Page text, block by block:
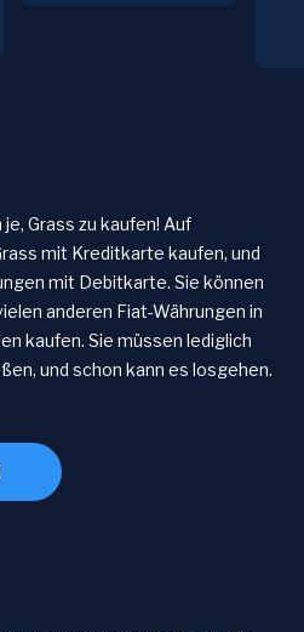
Grass zu kaufen! Auf
mit Kreditkarte kaufen, und
mit Debitkarte. Sie können
anderen Fiat-Währungen in
kaufen. Sie müssen lediglich
und schon kann es losgehen.